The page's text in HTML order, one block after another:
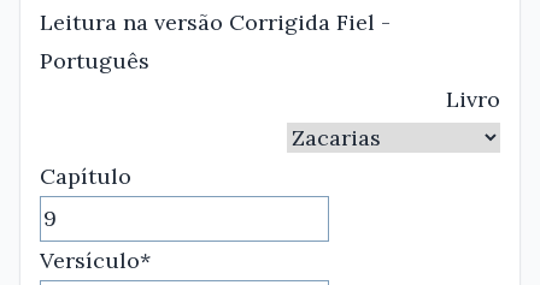
Leitura na versão Corrigida Fiel -
Português
Livro
Capítulo
Versículo*